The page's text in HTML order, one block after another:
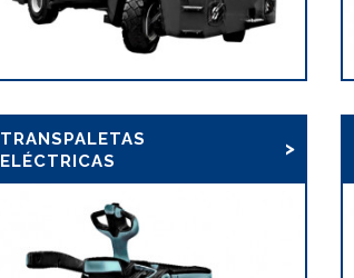
TRANSPALETAS
ELÉCTRICAS